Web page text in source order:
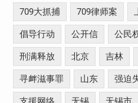
709大抓捕 709律师案
倡导行动 公开信 公民
刑满释放 北京 吉林
寻衅滋事罪 山东 强迫